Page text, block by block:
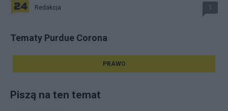
Redakcja 1
Tematy Purdue Corona
PRAWO
Piszą na ten temat